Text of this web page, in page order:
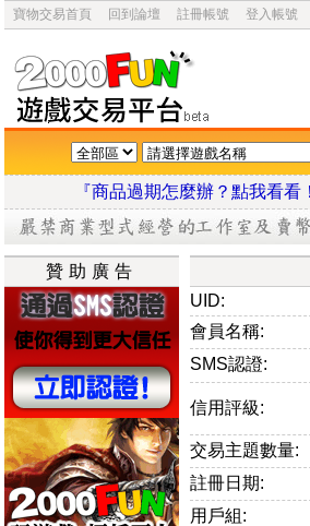
寶物交易首頁 回到論壇 註冊帳號 登入帳號
『商品過期怎麼辦？點我
贊助廣告
UID:
會員名稱:
SMS認證:
信用評級:
交易主題數量:
註冊日期:
用戶組: